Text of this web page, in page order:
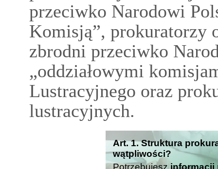
przeciwko Narodowi
Komisją”, prokuratorzy
zbrodni przeciwko
„oddziałowymi
Lustracyjnego oraz
lustracyjnych.
Art. 1. Struktura
wątpliwości?
Potrzebujesz informacji